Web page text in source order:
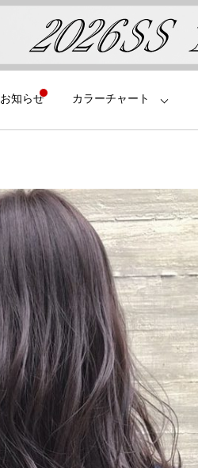
お知らせ カラーチャート